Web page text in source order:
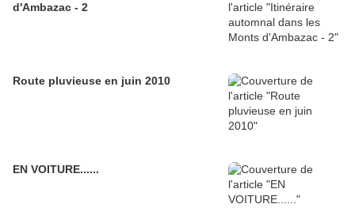
d'Ambazac - 2
Route pluvieuse en juin 2010
EN VOITURE......